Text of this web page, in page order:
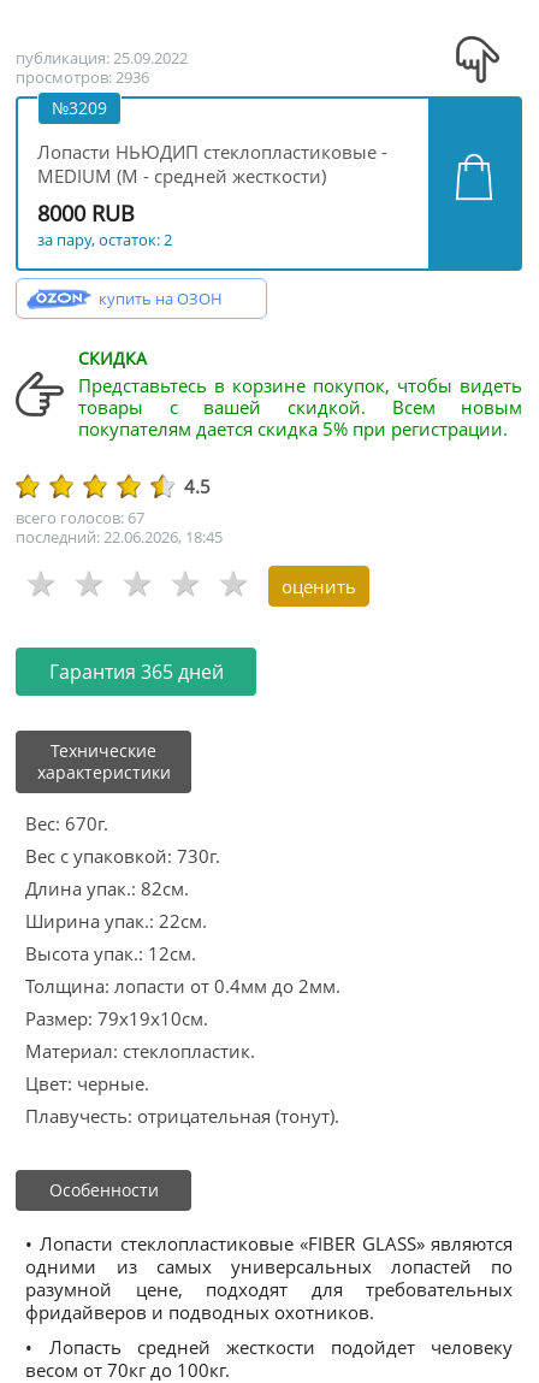
публикация: 25.09.2022
просмотров: 2936
№3209
Лопасти НЬЮДИП стеклопластиковые -
MEDIUM (M - средней жесткости)
8000 RUB
за пару, остаток: 2
купить на ОЗОН
СКИДКА
Представьтесь в корзине покупок, чтобы видеть
товары с вашей скидкой. Всем новым
покупателям дается скидка 5% при регистрации.
4.5
всего голосов: 67
последний: 22.06.2026, 18:45
Гарантия 365 дней
Технические
характеристики
Вес: 670г.
Вес с упаковкой: 730г.
Длина упак.: 82см.
Ширина упак.: 22см.
Высота упак.: 12см.
Толщина: лопасти от 0.4мм до 2мм.
Размер: 79x19x10см.
Материал: стеклопластик.
Цвет: черные.
Плавучесть: отрицательная (тонут).
Особенности
• Лопасти стеклопластиковые «FIBER GLASS» являются
одними из самых универсальных лопастей по
разумной цене, подходят для требовательных
фридайверов и подводных охотников.
• Лопасть средней жесткости подойдет человеку
весом от 70кг до 100кг.